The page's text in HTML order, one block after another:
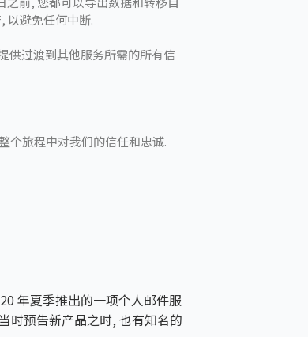
以避免任何中断.
供过渡到其他服务所需的所有信
个旅程中对我们的信任和忠诚.
年夏季推出的一项个人邮件服
时预告新产品之时, 也有知名的